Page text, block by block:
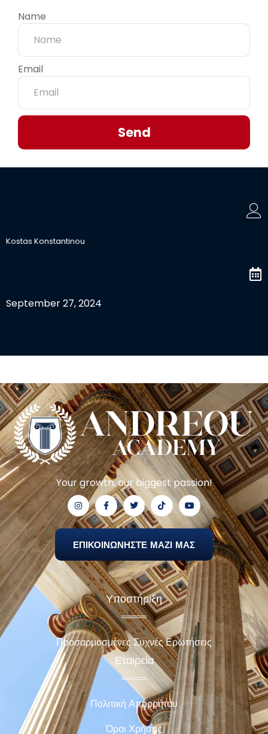
Name
Email
Send
Kostas Konstantinou
September 27, 2024
Your growth, our biggest passion!
ΕΠΙΚΟΙΝΩΝΗΣΤΕ ΜΑΖΙ ΜΑΣ
Υποστήριξη
Προσαρμοσμένες Συχνές Ερωτήσεις
Εταιρεία
Πολιτική Απορρήτου
Όροι Χρήσης